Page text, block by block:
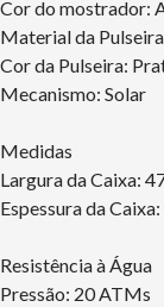
Cor do mostrador:
Material da
Cor da Pulseira:
Mecanismo: Solar
Medidas
Largura da Caixa:
Espessura da
Resistência à Água
Pressão: 20 ATMs